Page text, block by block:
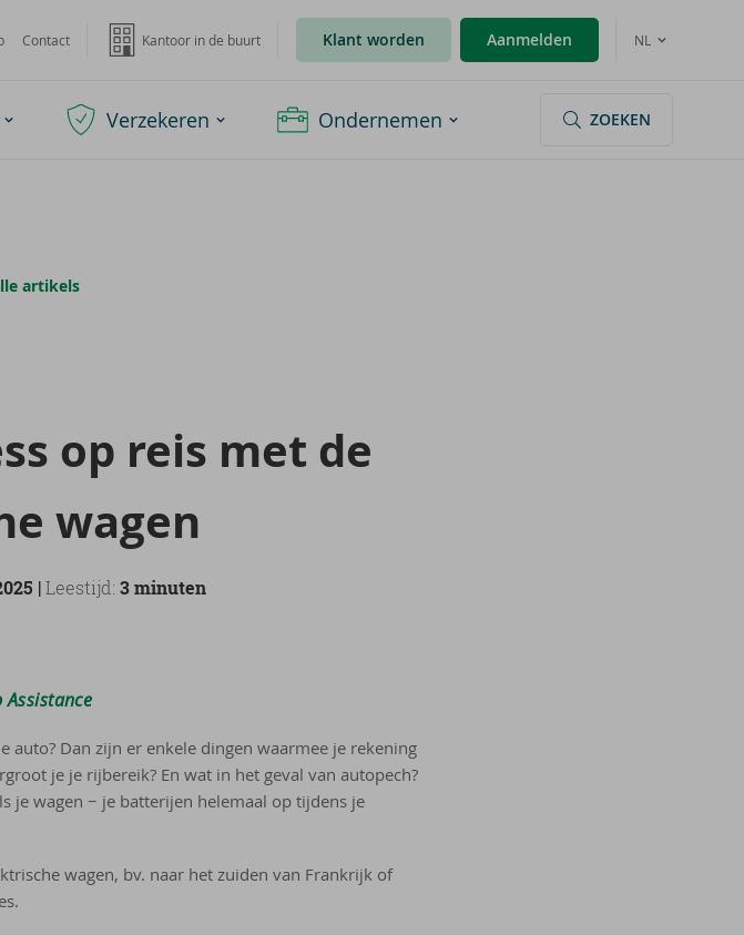
Contact Kantoor in de buurt Klant worden Aanmelden NL
Verzekeren Ondernemen ZOEKEN
artikels
op reis met de
wagen
|Leestijd: 3 minuten
Dan zijn er enkele dingen waarmee je rekening
je je rijbereik? En wat in het geval van autopech?
je wagen − je batterijen helemaal op tijdens je
wagen, bv. naar het zuiden van Frankrijk of